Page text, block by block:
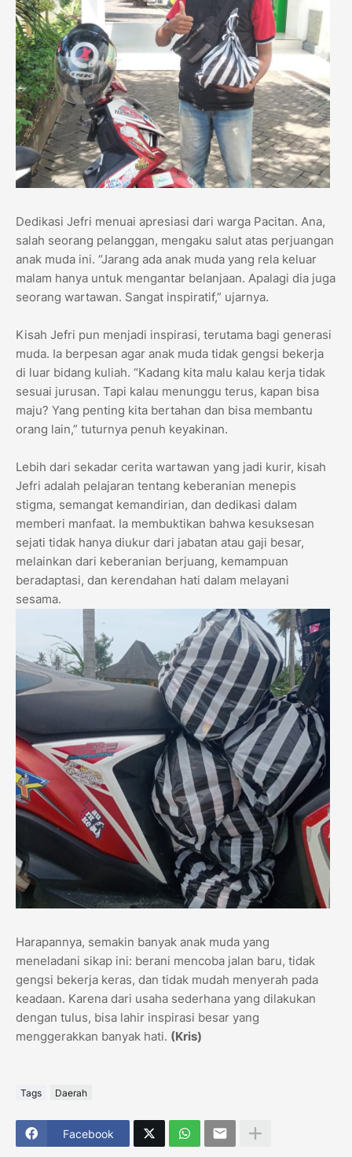
Dedikasi Jefri menuai apresiasi dari warga Pacitan. Ana,
salah seorang pelanggan, mengaku salut atas perjuangan
anak muda ini. “Jarang ada anak muda yang rela keluar
malam hanya untuk mengantar belanjaan. Apalagi dia juga
seorang wartawan. Sangat inspiratif,” ujarnya.
Kisah Jefri pun menjadi inspirasi, terutama bagi generasi
muda. Ia berpesan agar anak muda tidak gengsi bekerja
di luar bidang kuliah. “Kadang kita malu kalau kerja tidak
sesuai jurusan. Tapi kalau menunggu terus, kapan bisa
maju? Yang penting kita bertahan dan bisa membantu
orang lain,” tuturnya penuh keyakinan.
Lebih dari sekadar cerita wartawan yang jadi kurir, kisah
Jefri adalah pelajaran tentang keberanian menepis
stigma, semangat kemandirian, dan dedikasi dalam
memberi manfaat. Ia membuktikan bahwa kesuksesan
sejati tidak hanya diukur dari jabatan atau gaji besar,
melainkan dari keberanian berjuang, kemampuan
beradaptasi, dan kerendahan hati dalam melayani
sesama.
Harapannya, semakin banyak anak muda yang
meneladani sikap ini: berani mencoba jalan baru, tidak
gengsi bekerja keras, dan tidak mudah menyerah pada
keadaan. Karena dari usaha sederhana yang dilakukan
dengan tulus, bisa lahir inspirasi besar yang
menggerakkan banyak hati. (Kris)
Tags Daerah
Facebook